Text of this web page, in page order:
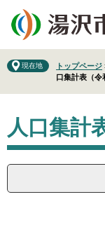
の
先
で
ー
を
ば
本
へ
現在地 トップページ
口集計表（令
文
人口集計